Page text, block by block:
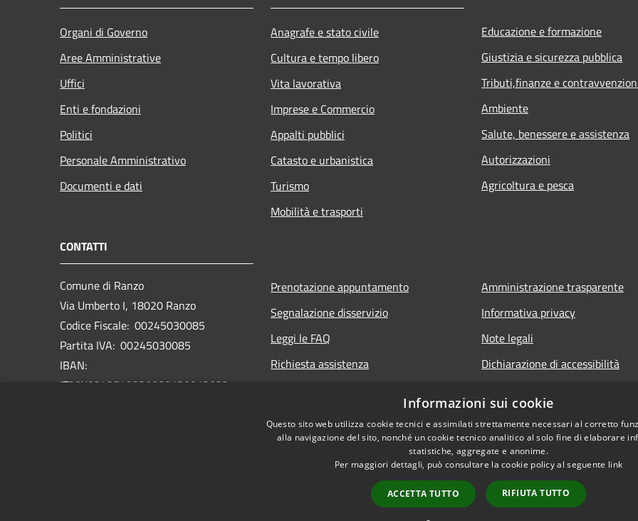
Organi di Governo
Aree Amministrative
Uffici
Enti e fondazioni
Politici
Personale Amministrativo
Documenti e dati
Anagrafe e stato civile
Cultura e tempo libero
Vita lavorativa
Imprese e Commercio
Appalti pubblici
Catasto e urbanistica
Turismo
Mobilità e trasporti
Educazione e formazione
Giustizia e sicurezza pubblica
Tributi,finanze e
Ambiente
Salute, benessere e assistenza
Autorizzazioni
Agricoltura e pesca
CONTATTI
Comune di Ranzo
Via Umberto I, 18020 Ranzo
Codice Fiscale: 00245030085
Partita IVA: 00245030085
IBAN:
IT28Y0342549030000120813022
Prenotazione appuntamento
Segnalazione disservizio
Leggi le FAQ
Richiesta assistenza
Amministrazione trasparente
Informativa privacy
Note legali
Dichiarazione di accessibilità
Informazioni sui cookie
Questo sito web utilizza cookie tecnici e assimilati strettamente necessari al corretto
alla navigazione del sito, nonché un cookie tecnico analitico al solo fine di elaborare
statistiche, aggregate e anonime.
Per maggiori dettagli, può consultare la cookie policy al seguente link
ACCETTA TUTTO RIFIUTA TUTTO